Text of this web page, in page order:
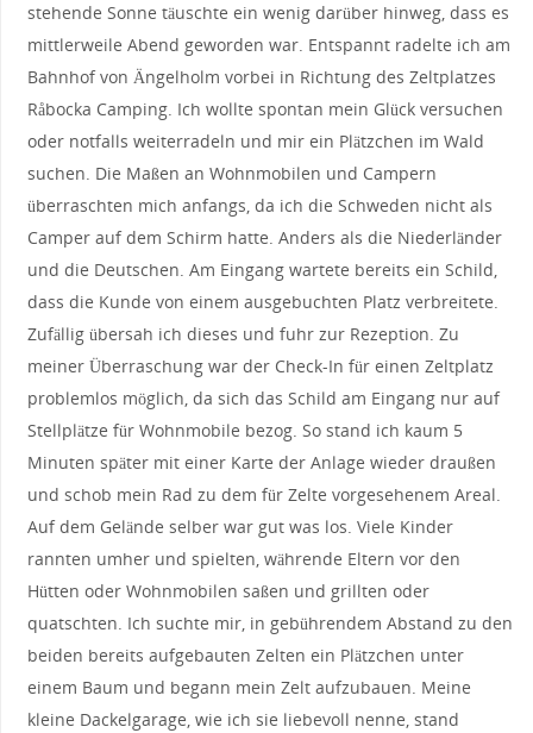
stehende Sonne täuschte ein wenig darüber hinweg, dass es
mittlerweile Abend geworden war. Entspannt radelte ich am
Bahnhof von Ängelholm vorbei in Richtung des Zeltplatzes
Råbocka Camping. Ich wollte spontan mein Glück versuchen
oder notfalls weiterradeln und mir ein Plätzchen im Wald
suchen. Die Maßen an Wohnmobilen und Campern
überraschten mich anfangs, da ich die Schweden nicht als
Camper auf dem Schirm hatte. Anders als die Niederländer
und die Deutschen. Am Eingang wartete bereits ein Schild,
dass die Kunde von einem ausgebuchten Platz verbreitete.
Zufällig übersah ich dieses und fuhr zur Rezeption. Zu
meiner Überraschung war der Check-In für einen Zeltplatz
problemlos möglich, da sich das Schild am Eingang nur auf
Stellplätze für Wohnmobile bezog. So stand ich kaum 5
Minuten später mit einer Karte der Anlage wieder draußen
und schob mein Rad zu dem für Zelte vorgesehenem Areal.
Auf dem Gelände selber war gut was los. Viele Kinder
rannten umher und spielten, währende Eltern vor den
Hütten oder Wohnmobilen saßen und grillten oder
quatschten. Ich suchte mir, in gebührendem Abstand zu den
beiden bereits aufgebauten Zelten ein Plätzchen unter
einem Baum und begann mein Zelt aufzubauen. Meine
kleine Dackelgarage, wie ich sie liebevoll nenne, stand